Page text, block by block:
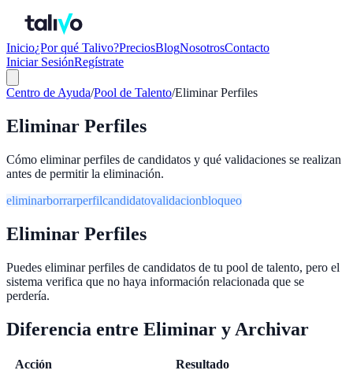
Inicio¿Por qué Talivo?PreciosBlogNosotrosContacto
Iniciar SesiónRegístrate
Centro de Ayuda/Pool de Talento/Eliminar Perfiles
Eliminar Perfiles
Cómo eliminar perfiles de candidatos y qué validaciones se realizan
antes de permitir la eliminación.
eliminarborrarperfilcandidatovalidacionbloqueo
Eliminar Perfiles
Puedes eliminar perfiles de candidatos de tu pool de talento, pero el
sistema verifica que no haya información relacionada que se
perdería.
Diferencia entre Eliminar y Archivar
Acción
Resultado